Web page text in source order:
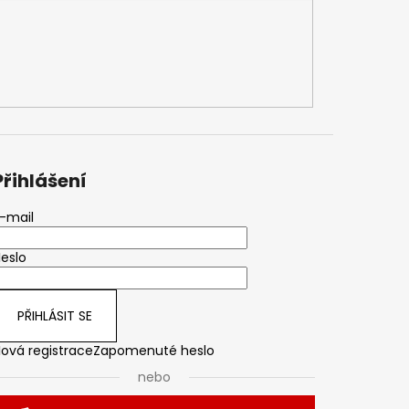
mail
PŘIHLÁSIT SE
registraceZapomenuté heslo
nebo